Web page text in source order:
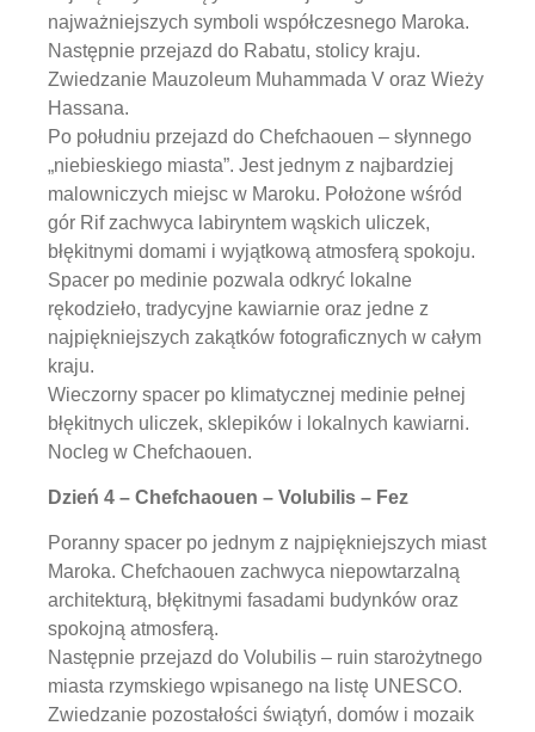
najważniejszych symboli współczesnego Maroka.
Następnie przejazd do Rabatu, stolicy kraju.
Zwiedzanie Mauzoleum Muhammada V oraz Wieży
Hassana.
Po południu przejazd do Chefchaouen – słynnego
„niebieskiego miasta”. Jest jednym z najbardziej
malowniczych miejsc w Maroku. Położone wśród
gór Rif zachwyca labiryntem wąskich uliczek,
błękitnymi domami i wyjątkową atmosferą spokoju.
Spacer po medinie pozwala odkryć lokalne
rękodzieło, tradycyjne kawiarnie oraz jedne z
najpiękniejszych zakątków fotograficznych w całym
kraju.
Wieczorny spacer po klimatycznej medinie pełnej
błękitnych uliczek, sklepików i lokalnych kawiarni.
Nocleg w Chefchaouen.
Dzień 4 – Chefchaouen – Volubilis – Fez
Poranny spacer po jednym z najpiękniejszych miast
Maroka. Chefchaouen zachwyca niepowtarzalną
architekturą, błękitnymi fasadami budynków oraz
spokojną atmosferą.
Następnie przejazd do Volubilis – ruin starożytnego
miasta rzymskiego wpisanego na listę UNESCO.
Zwiedzanie pozostałości świątyń, domów i mozaik